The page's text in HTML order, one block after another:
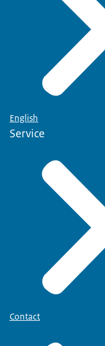
English
Service
Contact